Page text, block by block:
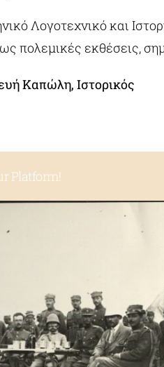
Λογοτεχνικό και
πολεμικές εκθέσεις,
Καπώλη, Ιστορικός
Platform!